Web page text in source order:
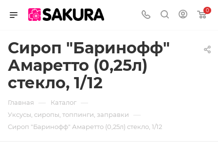
0
Сироп "Баринофф"
Амаретто (0,25л)
стекло, 1/12
Главная — Каталог —
Уксусы, сиропы, топпинги, заправки —
Сироп "Баринофф" Амаретто (0,25л) стекло, 1/12